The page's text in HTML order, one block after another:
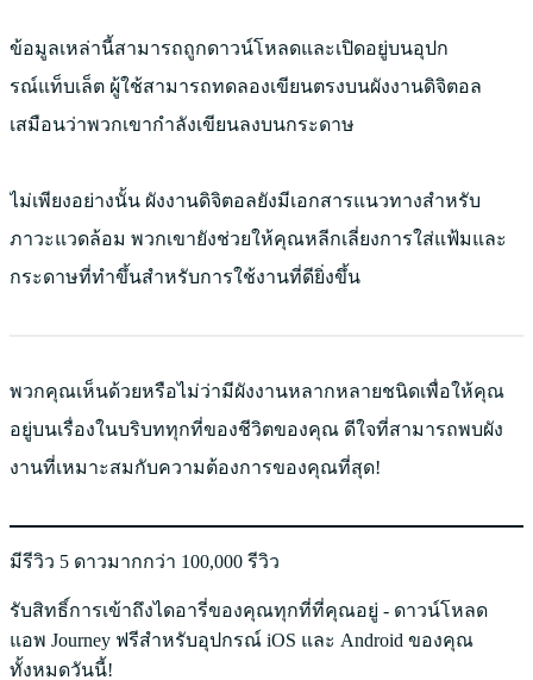
ข้อมูลเหล่านี้สามารถถูกดาวน์โหลดและเปิดอยู่บนอุปก
รณ์แท็บเล็ต ผู้ใช้สามารถทดลองเขียนตรงบนผังงานดิจิตอล
เสมือนว่าพวกเขากำลังเขียนลงบนกระดาษ
ไม่เพียงอย่างนั้น ผังงานดิจิตอลยังมีเอกสารแนวทางสำหรับ
ภาวะแวดล้อม พวกเขายังช่วยให้คุณหลีกเลี่ยงการใส่แฟ้มและ
กระดาษที่ทำขึ้นสำหรับการใช้งานที่ดียิ่งขึ้น
พวกคุณเห็นด้วยหรือไม่ว่ามีผังงานหลากหลายชนิดเพื่อให้คุณ
อยู่บนเรื่องในบริบททุกที่ของชีวิตของคุณ ดีใจที่สามารถพบผัง
งานที่เหมาะสมกับความต้องการของคุณที่สุด!
มีรีวิว 5 ดาวมากกว่า 100,000 รีวิว
รับสิทธิ์การเข้าถึงไดอารี่ของคุณทุกที่ที่คุณอยู่ - ดาวน์โหลด
แอพ Journey ฟรีสำหรับอุปกรณ์ iOS และ Android ของคุณ
ทั้งหมดวันนี้!